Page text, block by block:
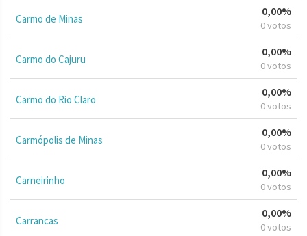
Carmo de Minas
0,00%
0 votos
Carmo do Cajuru
0,00%
0 votos
Carmo do Rio Claro
0,00%
0 votos
Carmópolis de Minas
0,00%
0 votos
Carneirinho
0,00%
0 votos
Carrancas
0,00%
0 votos